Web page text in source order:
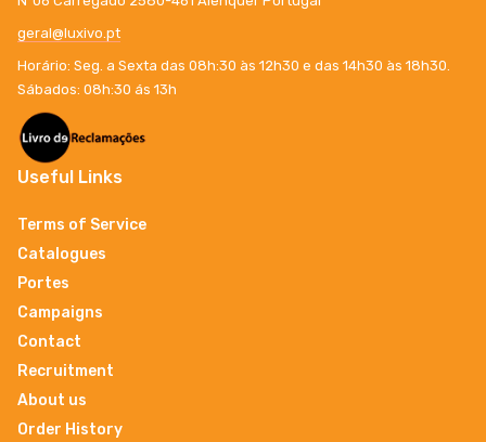
geral@luxivo.pt
Horário: Seg. a Sexta das 08h:30 às 12h30 e das 14h30 às 18h30.
Sábados: 08h:30 ás 13h
Useful Links
Terms of Service
Catalogues
Portes
Campaigns
Contact
Recruitment
About us
Order History